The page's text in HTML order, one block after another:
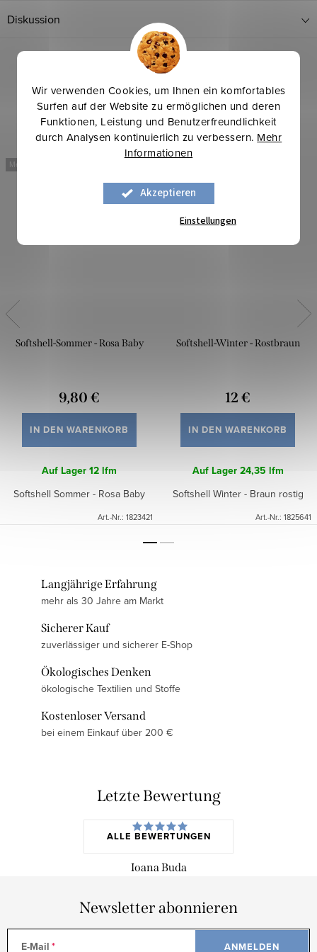
Wir verwenden Cookies, um Ihnen ein komfortables
Surfen auf der Website zu ermöglichen und deren
Funktionen, Leistung und Benutzerfreundlichkeit
durch Analysen kontinuierlich zu verbessern. Mehr
Informationen
Akzeptieren
Einstellungen
Diskussion
Mehr für weniger
Softshell-Sommer - Rosa Baby
9,80 €
IN DEN WARENKORB
Auf Lager12 lfm
Softshell Sommer - Rosa Baby
Art.-Nr.: 1823421
Softshell-Winter - Rostbraun
12 €
IN DEN WARENKORB
Auf Lager24,35 lfm
Softshell Winter - Braun rostig
Art.-Nr.: 1825641
Langjährige Erfahrung
mehr als 30 Jahre am Markt
Sicherer Kauf
zuverlässiger und sicherer E-Shop
Ökologisches Denken
ökologische Textilien und Stoffe
Kostenloser Versand
bei einem Einkauf über 200 €
Letzte Bewertung
ALLE BEWERTUNGEN
Ioana Buda
Newsletter abonnieren
E-Mail ANMELDEN